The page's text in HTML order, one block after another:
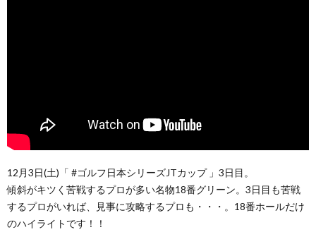
12月3日(土)「 #ゴルフ日本シリーズJTカップ 」3日目。
傾斜がキツく苦戦するプロが多い名物18番グリーン。3日目も苦戦
するプロがいれば、見事に攻略するプロも・・・。18番ホールだけ
のハイライトです！！